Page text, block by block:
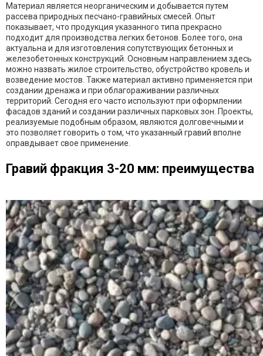
Материал является неорганическим и добывается путем
рассева природных песчано-гравийных смесей. Опыт
показывает, что продукция указанного типа прекрасно
подходит для производства легких бетонов. Более того, она
актуальна и для изготовления сопутствующих бетонных и
железобетонных конструкций. Основным направлением здесь
можно назвать жилое строительство, обустройство кровель и
возведение мостов. Также материал активно применяется при
создании дренажа и при облагораживании различных
территорий. Сегодня его часто используют при оформлении
фасадов зданий и создании различных парковых зон. Проекты,
реализуемые подобным образом, являются долговечными и
это позволяет говорить о том, что указанный гравий вполне
оправдывает свое применение.
Гравий фракция 3-20 мм: преимущества